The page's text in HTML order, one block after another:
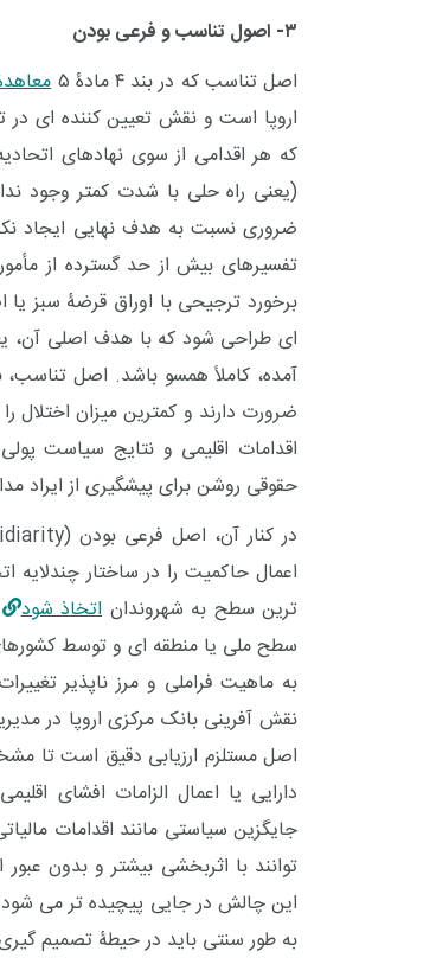
۳- اصول تناسب و فرعی بودن
اصل تناسب که در بند ۴ مادۀ ۵
اروپا است و نقش تعیین کننده ای در
که هر اقدامی از سوی نهادهای
(یعنی راه حلی با شدت کمتر وجود
ضروری نسبت به هدف نهایی ایجاد
تفسیرهای بیش از حد گسترده از
برخورد ترجیحی با اوراق قرضۀ سبز
ای طراحی شود که با هدف اصلی آن، یعنی
آمده، کاملاً همسو باشد. اصل تناسب،
ضرورت دارند و کمترین میزان اختلال
اقدامات اقلیمی و نتایج سیاست
حقوقی روشن برای پیشگیری از ایراد
در کنار آن، اصل فرعی بودن
اعمال حاکمیت را در ساختار
ترین سطح به شهروندان اتخاذ شود
سطح ملی یا منطقه ای و توسط
به ماهیت فراملی و مرز ناپذیر
نقش آفرینی بانک مرکزی اروپا در
اصل مستلزم ارزیابی دقیق است تا
دارایی یا اعمال الزامات افشای
جایگزین سیاستی مانند اقدامات
توانند با اثربخشی بیشتر و بدون
این چالش در جایی پیچیده تر می شود
به طور سنتی باید در حیطۀ تصمیم